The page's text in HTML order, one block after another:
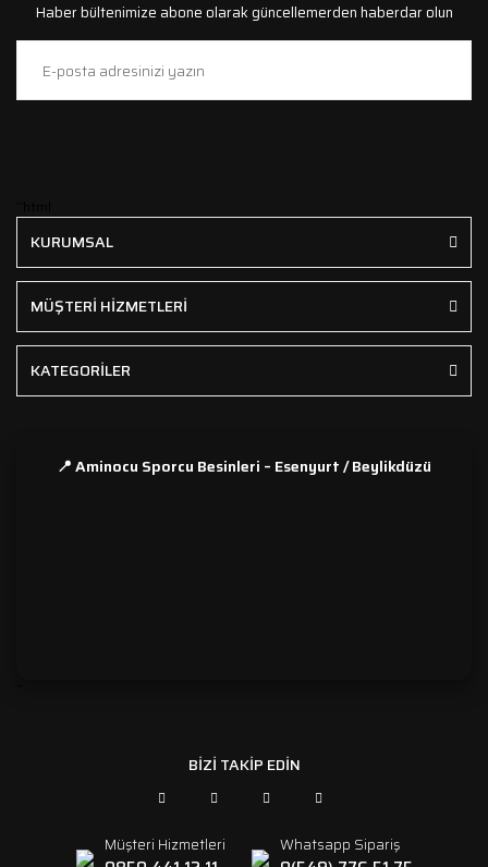
Haber bültenimize abone olarak güncellemerden haberdar olun
KURUMSAL
MÜŞTERİ HİZMETLERİ
KATEGORİLER
📍 Aminocu Sporcu Besinleri – Esenyurt / Beylikdüzü
BİZİ TAKİP EDİN
Müşteri Hizmetleri Whatsapp Sipariş